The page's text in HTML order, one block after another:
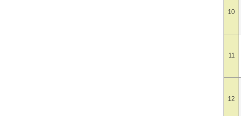
10
11
12